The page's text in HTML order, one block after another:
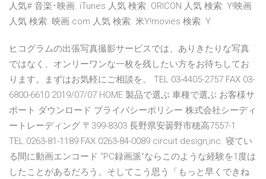
人気# 音楽･映画. iTunes 人気 検索. ORICON 人気 検索. Y!映画
人気 検索. 映画.com 人気 検索. 米Y!movies 検索. Y
ヒコグラムの出張写真撮影サービスでは、ありきたりな写真
ではなく、オンリーワンな一枚を残したい方をお待ちしてお
ります。まずはお気軽にご相談を。 TEL 03-4405-2757 FAX 03-
6800-6610 2019/07/07 HOME 製品で選ぶ 車種で選ぶ お客様サ
ポート ダウンロード プライバシーポリシー 株式会社シーディ
ートレーディング 〒399-8303 長野県安曇野市穂高7557-1
TEL.0263-81-1189 FAX.0263-84-0089 circuit design,inc. 寝てい
る間に動画エンコード “PC録画派”ならこのような経験を1度は
したことがあるだろう。そしてこう思う「もっと早くできね